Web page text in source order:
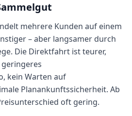
mehrere Kunden auf einem
– aber langsamer durch
Die Direktfahrt ist teurer,
kein Warten auf
Planankunftssicherheit. Ab
oft gering.